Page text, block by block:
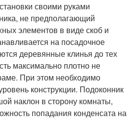
своими руками
не предполагающий
элементов в виде скоб и
на посадочное
деревянные клинья до тех
максимально плотно не
При этом необходимо
конструкции. Подоконник
наклон в сторону комнаты,
попадания конденсата на